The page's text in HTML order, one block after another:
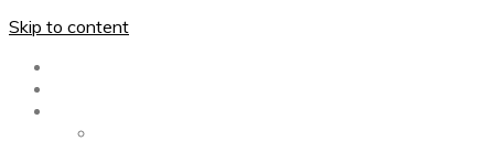
Skip to content